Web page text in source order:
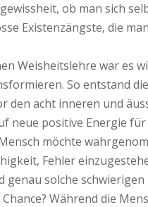
ob man sich
Existenzängste, die
Weisheitslehre war es
So entstand
acht inneren und
neue positive Energie
möchte
Fehler
solche
Während die